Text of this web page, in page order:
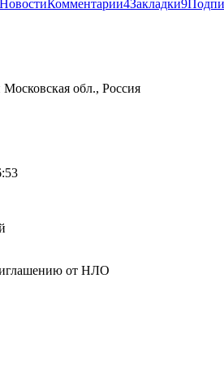
НовостиКомментарии4Закладки9
обл., Россия
от НЛО